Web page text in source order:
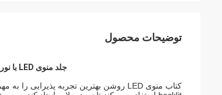
توضیحات محصول
جلد منوی LED با نور پس‌زمینه A4 A5 با لوگوی چاپ شده برای نمایش منوی کلوب